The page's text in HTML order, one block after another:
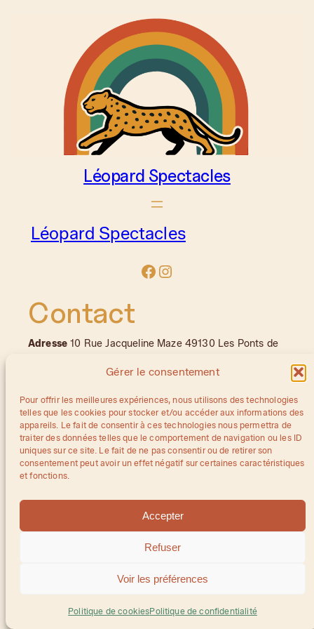
Gérer le consentement
Pour offrir les meilleures expériences, nous utilisons des technologies
telles que les cookies pour stocker et/ou accéder aux informations des
appareils. Le fait de consentir à ces technologies nous permettra de
traiter des données telles que le comportement de navigation ou les ID
uniques sur ce site. Le fait de ne pas consentir ou de retirer son
consentement peut avoir un effet négatif sur certaines caractéristiques
et fonctions.
Accepter
Refuser
Voir les préférences
Politique de cookiesPolitique de confidentialité
Léopard Spectacles
Léopard Spectacles
Facebook Instagram
Contact
Adresse 10 Rue Jacqueline Maze 49130 Les Ponts de